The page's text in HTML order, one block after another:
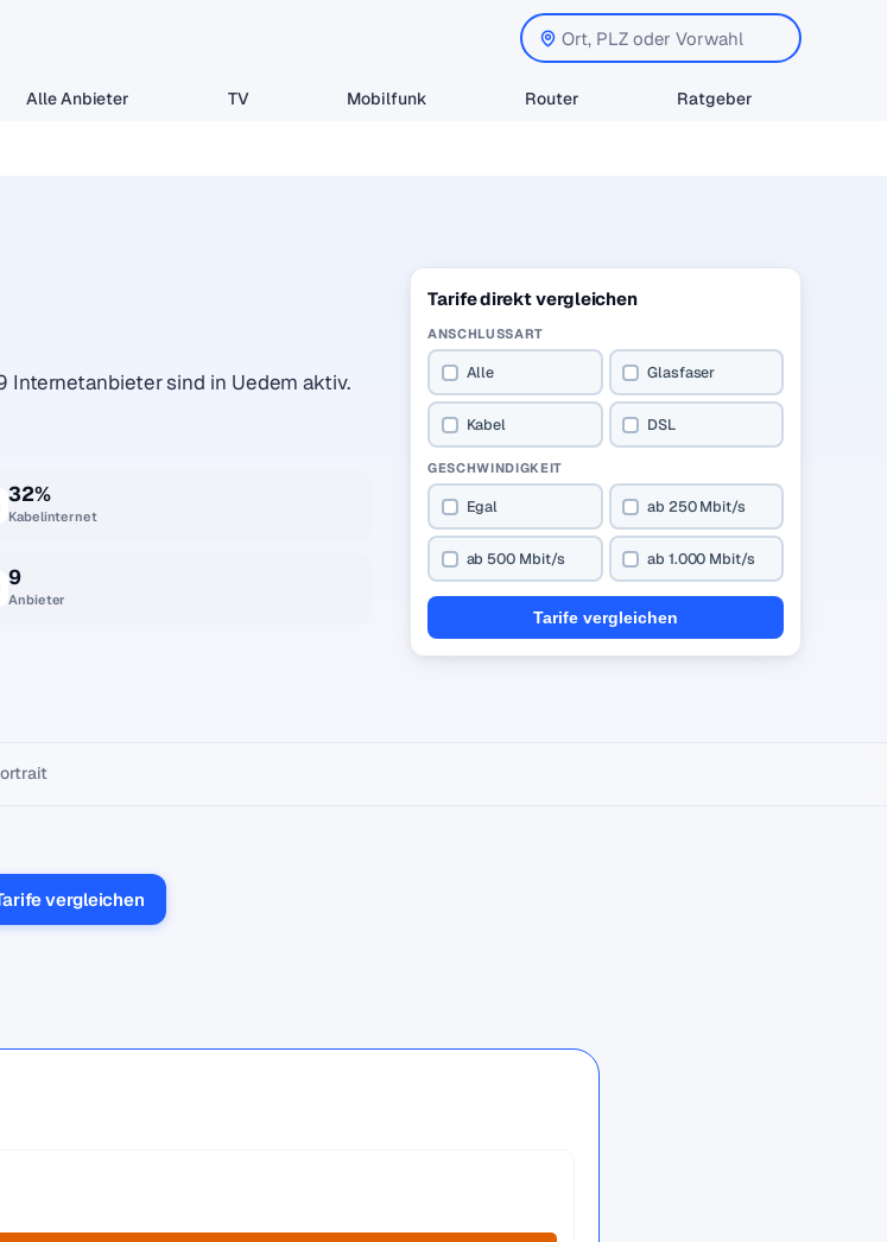
Alle Anbieter TV Mobilfunk Router Ratgeber
Internetanbieter sind in Uedem aktiv.
32%
Kabelinternet
9
Anbieter
Tarife direkt vergleichen
ANSCHLUSSART
Alle Glasfaser
Kabel DSL
GESCHWINDIGKEIT
Egal ab 250 Mbit/s
ab 500 Mbit/s ab 1.000 Mbit/s
Tarife vergleichen
vergleichen